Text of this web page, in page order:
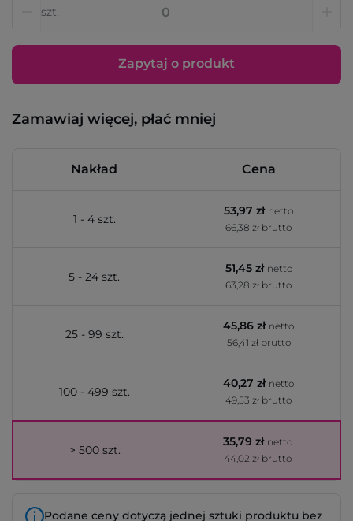
szt.
Zapytaj o produkt
Zamawiaj więcej, płać mniej
Nakład Cena
1 - 4 szt.
53,97 zł netto
66,38 zł brutto
5 - 24 szt.
51,45 zł netto
63,28 zł brutto
25 - 99 szt.
45,86 zł netto
56,41 zł brutto
100 - 499 szt.
40,27 zł netto
49,53 zł brutto
> 500 szt.
35,79 zł netto
44,02 zł brutto
Podane ceny dotyczą jednej sztuki produktu bez